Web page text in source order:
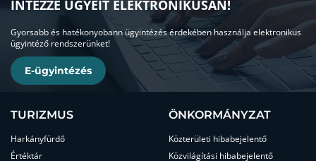
INTÉZZE ÜGYEIT ELEKTRONIKUSAN!
Gyorsabb és hatékonyobann ügyintézés érdekében használja elektronikus
ügyintéző rendszerünket!
E-ügyintézés
TURIZMUS
Harkányfürdő
Értéktár
ÖNKORMÁNYZAT
Közterületi hibabejelentő
Közvilágítási hibabejelentő